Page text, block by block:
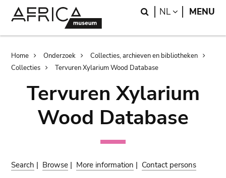
Search
NL LANGUAGE
MENU
Breadcrumb
Home Onderzoek
Collecties, archieven en bibliotheken
Collecties
Tervuren Xylarium Wood Database
Tervuren Xylarium
Wood Database
Search | Browse | More information | Contact persons